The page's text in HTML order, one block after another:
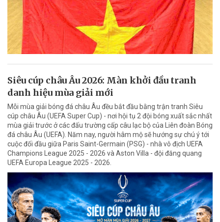
Siêu cúp châu Âu 2026: Màn khởi đầu tranh
danh hiệu mùa giải mới
Mỗi mùa giải bóng đá châu Âu đều bắt đầu bằng trận tranh Siêu
cúp châu Âu (UEFA Super Cup) - nơi hội tụ 2 đội bóng xuất sắc nhất
mùa giải trước ở các đấu trường cấp câu lạc bộ của Liên đoàn Bóng
đá châu Âu (UEFA). Năm nay, người hâm mộ sẽ hướng sự chú ý tới
cuộc đối đầu giữa Paris Saint-Germain (PSG) - nhà vô địch UEFA
Champions League 2025 - 2026 và Aston Villa - đội đăng quang
UEFA Europa League 2025 - 2026.